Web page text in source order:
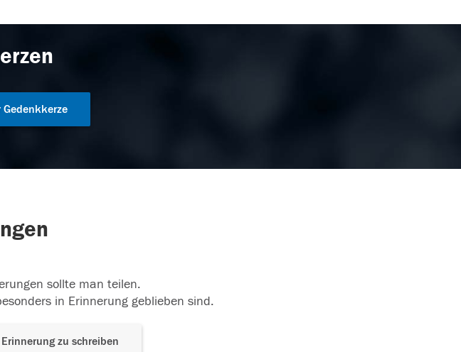
Gedenkkerze
sollte man teilen.
in Erinnerung geblieben sind.
zu schreiben